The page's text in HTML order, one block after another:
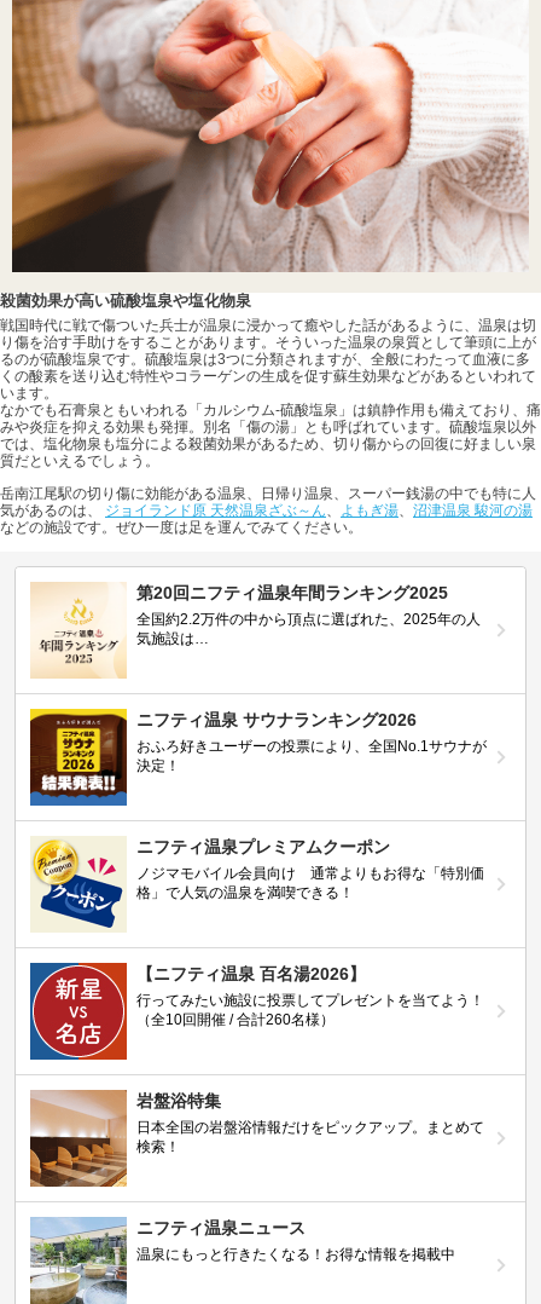
殺菌効果が高い硫酸塩泉や塩化物泉
戦国時代に戦で傷ついた兵士が温泉に浸かって癒やした話があるように、温泉は切
り傷を治す手助けをすることがあります。そういった温泉の泉質として筆頭に上が
るのが硫酸塩泉です。硫酸塩泉は3つに分類されますが、全般にわたって血液に多
くの酸素を送り込む特性やコラーゲンの生成を促す蘇生効果などがあるといわれて
います。
なかでも石膏泉ともいわれる「カルシウム-硫酸塩泉」は鎮静作用も備えており、痛
みや炎症を抑える効果も発揮。別名「傷の湯」とも呼ばれています。硫酸塩泉以外
では、塩化物泉も塩分による殺菌効果があるため、切り傷からの回復に好ましい泉
質だといえるでしょう。
岳南江尾駅の切り傷に効能がある温泉、日帰り温泉、スーパー銭湯の中でも特に人
気があるのは、 ジョイランド原 天然温泉ざぶ～ん、 よもぎ湯、 沼津温泉 駿河の湯
などの施設です。ぜひ一度は足を運んでみてください。
第20回ニフティ温泉年間ランキング2025
全国約2.2万件の中から頂点に選ばれた、2025年の人
気施設は…
ニフティ温泉 サウナランキング2026
おふろ好きユーザーの投票により、全国No.1サウナが
決定！
ニフティ温泉プレミアムクーポン
ノジマモバイル会員向け 通常よりもお得な「特別価
格」で人気の温泉を満喫できる！
【ニフティ温泉 百名湯2026】
行ってみたい施設に投票してプレゼントを当てよう！
（全10回開催 / 合計260名様）
岩盤浴特集
日本全国の岩盤浴情報だけをピックアップ。まとめて
検索！
ニフティ温泉ニュース
温泉にもっと行きたくなる！お得な情報を掲載中